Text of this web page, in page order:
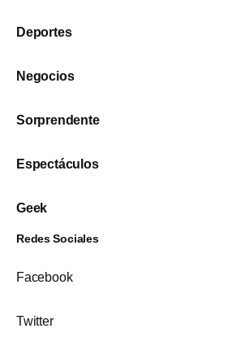
Deportes
Negocios
Sorprendente
Espectáculos
Geek
Redes Sociales
Facebook
Twitter